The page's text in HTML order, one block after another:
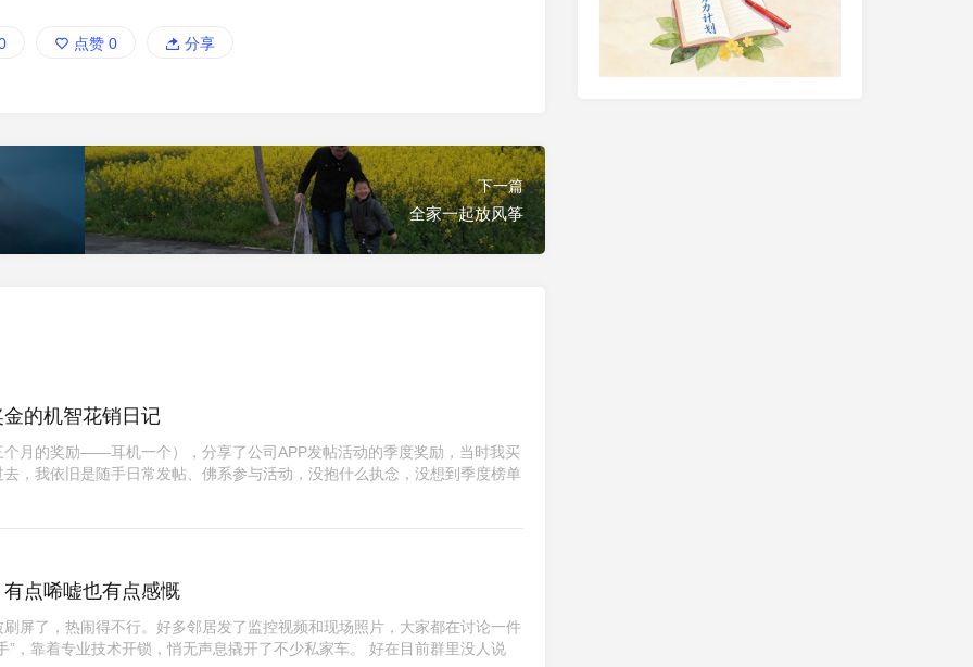
点赞 0 分享
下一篇
全家一起放风筝
的机智花销日记
个月的奖励——耳机一个），分享了公司APP发帖活动的季度奖励，当时我买
，我依旧是随手日常发帖、佛系参与活动，没抱什么执念，没想到季度榜单
有点唏嘘也有点感慨
屏了，热闹得不行。好多邻居发了监控视频和现场照片，大家都在讨论一件
”，靠着专业技术开锁，悄无声息撬开了不少私家车。 好在目前群里没人说
20260803（2026-91）
6 days ago